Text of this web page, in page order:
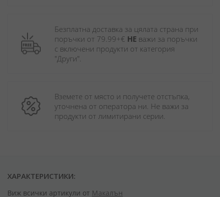
Безплатна доставка за цялата страна при
поръчки от 79.99+€ НЕ важи за поръчки
с включени продукти от категория
"Други".
Вземете от място и получете отстъпка,
уточнена от оператора ни. Не важи за
продукти от лимитирани серии.
ХАРАКТЕРИСТИКИ:
Виж всички артикули от Макалън